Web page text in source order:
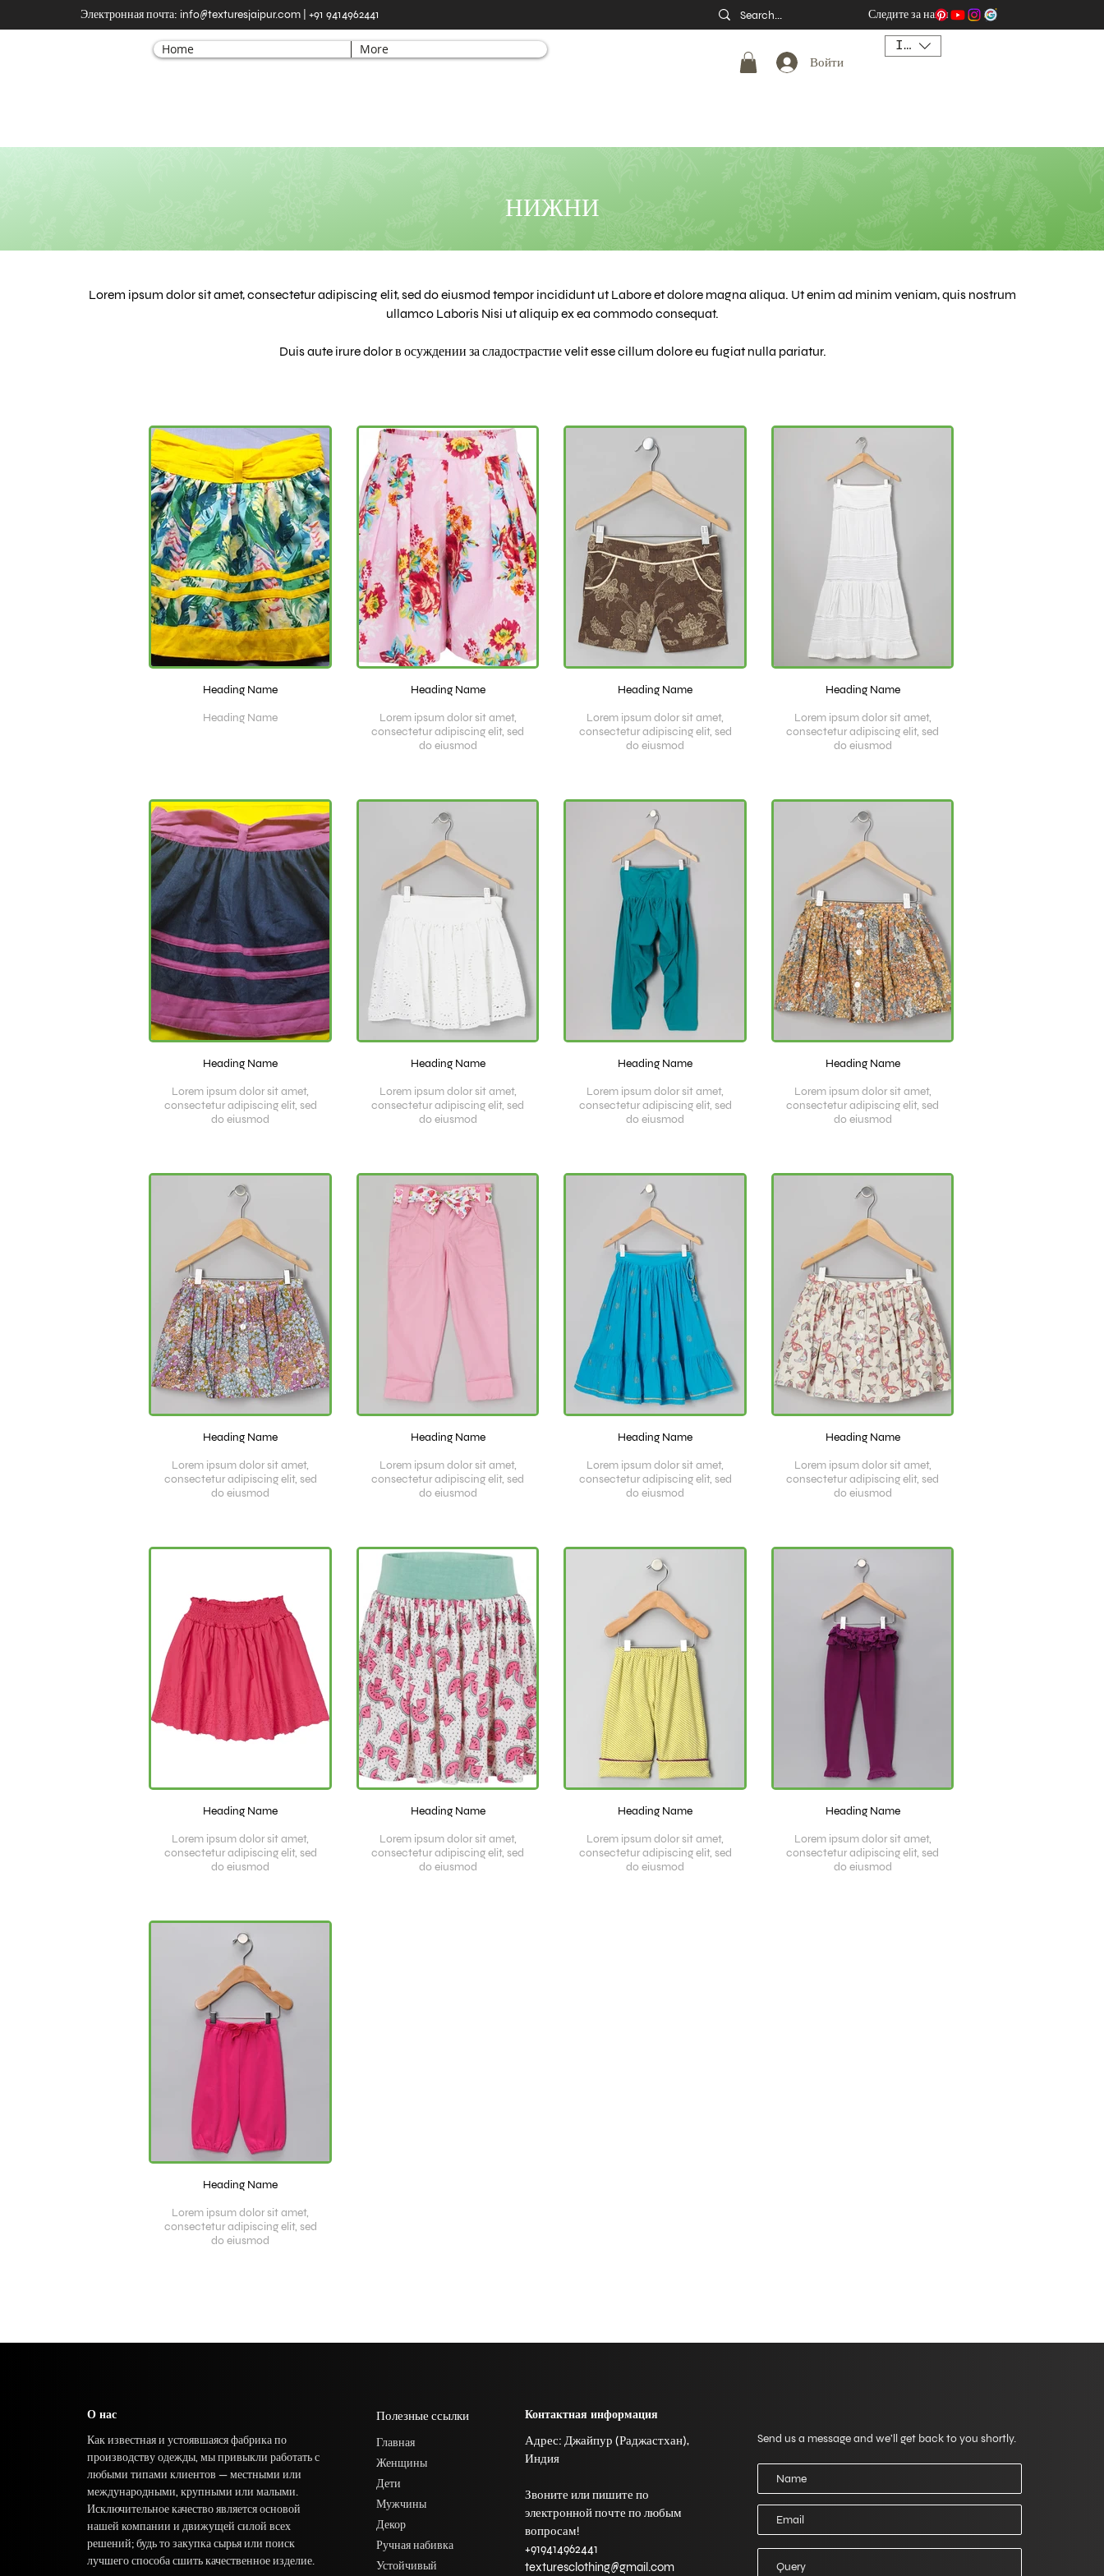
Электронная почта: info@texturesjaipur.com | +91 9414962441 Следите за нами
Home More
Войти
INR (₹)
НИЖНИ
Lorem ipsum dolor sit amet, consectetur adipiscing elit, sed do eiusmod tempor incididunt ut Labore et dolore magna aliqua. Ut enim ad minim veniam, quis nostrum
ullamco Laboris Nisi ut aliquip ex ea commodo consequat.
Duis aute irure dolor в осуждении за сладострастие velit esse cillum dolore eu fugiat nulla pariatur.
Heading Name
Heading Name
Heading Name
Lorem ipsum dolor sit amet,
consectetur adipiscing elit, sed
do eiusmod
Heading Name
Lorem ipsum dolor sit amet,
consectetur adipiscing elit, sed
do eiusmod
Heading Name
Lorem ipsum dolor sit amet,
consectetur adipiscing elit, sed
do eiusmod
Heading Name
Lorem ipsum dolor sit amet,
consectetur adipiscing elit, sed
do eiusmod
Heading Name
Lorem ipsum dolor sit amet,
consectetur adipiscing elit, sed
do eiusmod
Heading Name
Lorem ipsum dolor sit amet,
consectetur adipiscing elit, sed
do eiusmod
Heading Name
Lorem ipsum dolor sit amet,
consectetur adipiscing elit, sed
do eiusmod
Heading Name
Lorem ipsum dolor sit amet,
consectetur adipiscing elit, sed
do eiusmod
Heading Name
Lorem ipsum dolor sit amet,
consectetur adipiscing elit, sed
do eiusmod
Heading Name
Lorem ipsum dolor sit amet,
consectetur adipiscing elit, sed
do eiusmod
Heading Name
Lorem ipsum dolor sit amet,
consectetur adipiscing elit, sed
do eiusmod
Heading Name
Lorem ipsum dolor sit amet,
consectetur adipiscing elit, sed
do eiusmod
Heading Name
Lorem ipsum dolor sit amet,
consectetur adipiscing elit, sed
do eiusmod
Heading Name
Lorem ipsum dolor sit amet,
consectetur adipiscing elit, sed
do eiusmod
Heading Name
Lorem ipsum dolor sit amet,
consectetur adipiscing elit, sed
do eiusmod
Heading Name
Lorem ipsum dolor sit amet,
consectetur adipiscing elit, sed
do eiusmod
О нас
Как известная и устоявшаяся фабрика по
производству одежды, мы привыкли работать с
любыми типами клиентов — местными или
международными, крупными или малыми.
Исключительное качество является основой
нашей компании и движущей силой всех
решений; будь то закупка сырья или поиск
лучшего способа сшить качественное изделие.
Полезные ссылки
Главная
Женщины
Дети
Мужчины
Декор
Ручная набивка
Устойчивый
Контактная информация
Адрес: Джайпур (Раджастхан),
Индия
Звоните или пишите по
электронной почте по любым
вопросам!
+919414962441
texturesclothing@gmail.com
Send us a message and we’ll get back to you shortly.